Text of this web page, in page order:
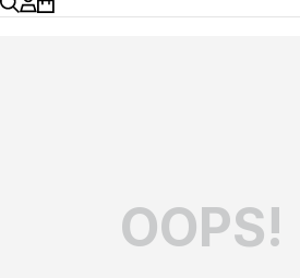
OOPS!